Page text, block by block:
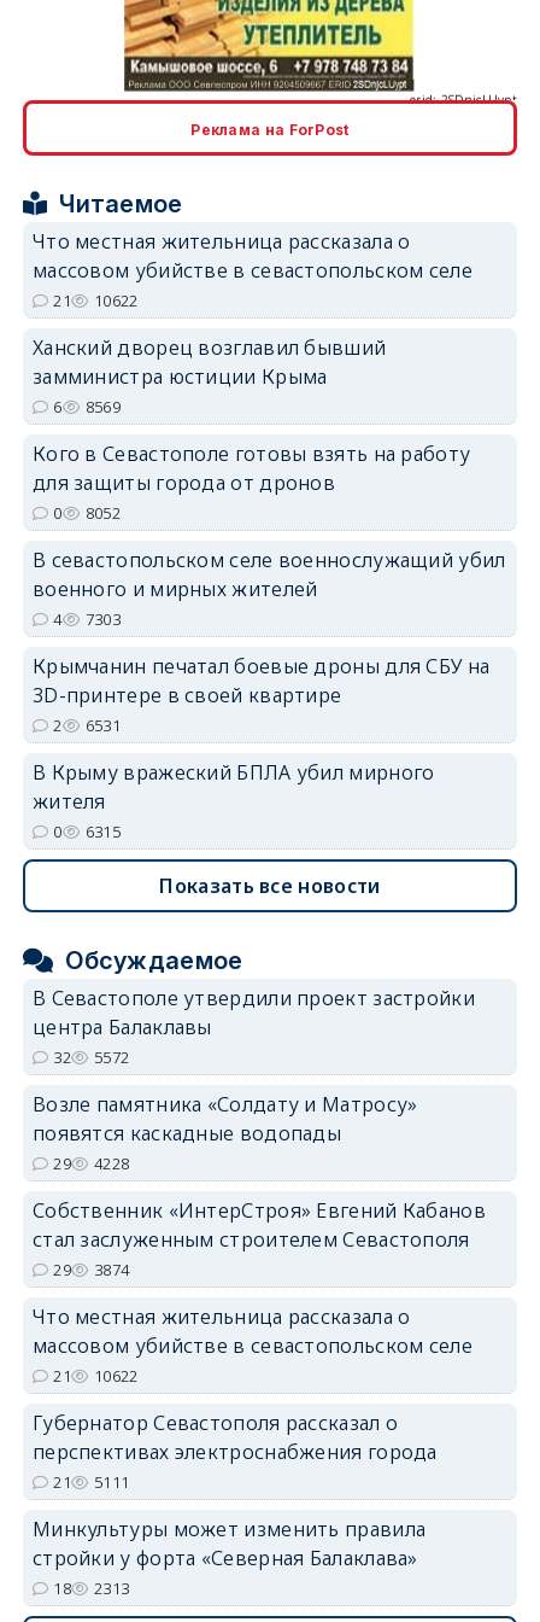
erid: 2SDnjdvhGXG
Реклама на ForPost
Читаемое
Что местная жительница рассказала о
массовом убийстве в севастопольском селе
21 10622
Ханский дворец возглавил бывший
замминистра юстиции Крыма
6 8569
Кого в Севастополе готовы взять на работу
для защиты города от дронов
0 8052
В севастопольском селе военнослужащий убил
военного и мирных жителей
4 7303
Крымчанин печатал боевые дроны для СБУ на
3D-принтере в своей квартире
2 6531
В Крыму вражеский БПЛА убил мирного
жителя
0 6315
Показать все новости
Обсуждаемое
В Севастополе утвердили проект застройки
центра Балаклавы
32 5572
Возле памятника «Солдату и Матросу»
появятся каскадные водопады
29 4228
Собственник «ИнтерСтроя» Евгений Кабанов
стал заслуженным строителем Севастополя
29 3874
Что местная жительница рассказала о
массовом убийстве в севастопольском селе
21 10622
Губернатор Севастополя рассказал о
перспективах электроснабжения города
21 5111
Минкультуры может изменить правила
стройки у форта «Северная Балаклава»
18 2313